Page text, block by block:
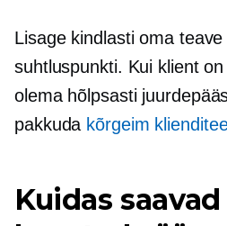
Lisage kindlasti oma
suhtluspunkti. Kui klient
olema hõlpsasti
pakkuda kõrgeim
Kuidas